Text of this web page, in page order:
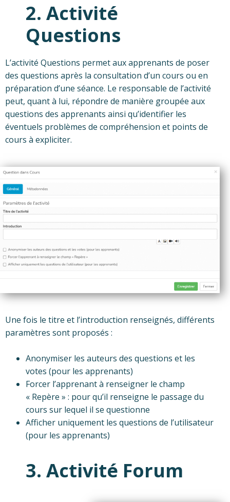
2. Activité
Questions
L’activité Questions permet aux apprenants de poser
des questions après la consultation d’un cours ou en
préparation d’une séance. Le responsable de l’activité
peut, quant à lui, répondre de manière groupée aux
questions des apprenants ainsi qu’identifier les
éventuels problèmes de compréhension et points de
cours à expliciter.
Une fois le titre et l’introduction renseignés, différents
paramètres sont proposés :
Anonymiser les auteurs des questions et les
votes (pour les apprenants)
Forcer l’apprenant à renseigner le champ
« Repère » : pour qu’il renseigne le passage du
cours sur lequel il se questionne
Afficher uniquement les questions de l’utilisateur
(pour les apprenants)
3. Activité Forum